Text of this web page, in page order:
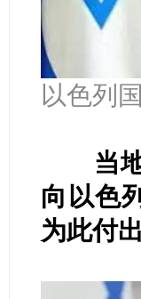
以色列
当
向以色
为此付